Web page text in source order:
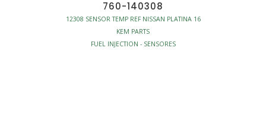
760-140308
12308 SENSOR TEMP REF NISSAN PLATINA 16
KEM PARTS
FUEL INJECTION - SENSORES